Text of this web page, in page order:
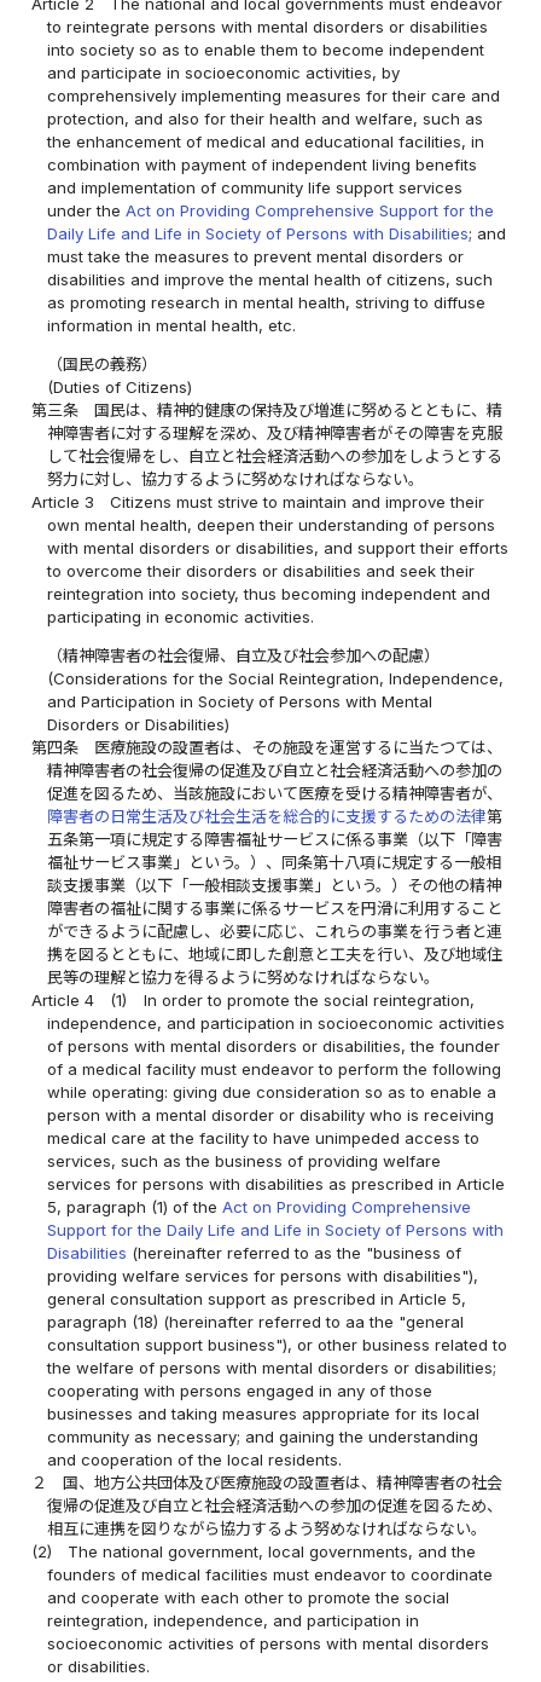
to reintegrate persons with mental disorders or disabilities
into society so as to enable them to become independent
and participate in socioeconomic activities, by
comprehensively implementing measures for their care and
protection, and also for their health and welfare, such as
the enhancement of medical and educational facilities, in
combination with payment of independent living benefits
and implementation of community life support services
under theAct on Providing Comprehensive Support for the
Daily Life and Life in Society of Persons with Disabilities; and
must take the measures to prevent mental disorders or
disabilities and improve the mental health of citizens, such
as promoting research in mental health, striving to diffuse
information in mental health, etc.
（国民の義務）
(Duties of Citizens)
第三条
国民は、精神的健康の保持及び増進に努めるとともに、精
神障害者に対する理解を深め、及び精神障害者がその障害を克服
して社会復帰をし、自立と社会経済活動への参加をしようとする
努力に対し、協力するように努めなければならない。
Article 3
Citizens must strive to maintain and improve their
own mental health, deepen their understanding of persons
with mental disorders or disabilities, and support their efforts
to overcome their disorders or disabilities and seek their
reintegration into society, thus becoming independent and
participating in economic activities.
（精神障害者の社会復帰、自立及び社会参加への配慮）
(Considerations for the Social Reintegration, Independence,
and Participation in Society of Persons with Mental
Disorders or Disabilities)
第四条
医療施設の設置者は、その施設を運営するに当たつては、
精神障害者の社会復帰の促進及び自立と社会経済活動への参加の
促進を図るため、当該施設において医療を受ける精神障害者が、
障害者の日常生活及び社会生活を総合的に支援するための法律第
五条第一項に規定する障害福祉サービスに係る事業（以下「障害
福祉サービス事業」という。）、同条第十八項に規定する一般相
談支援事業（以下「一般相談支援事業」という。）その他の精神
障害者の福祉に関する事業に係るサービスを円滑に利用すること
ができるように配慮し、必要に応じ、これらの事業を行う者と連
携を図るとともに、地域に即した創意と工夫を行い、及び地域住
民等の理解と協力を得るように努めなければならない。
Article 4
(1)
In order to promote the social reintegration,
independence, and participation in socioeconomic activities
of persons with mental disorders or disabilities, the founder
of a medical facility must endeavor to perform the following
while operating: giving due consideration so as to enable a
person with a mental disorder or disability who is receiving
medical care at the facility to have unimpeded access to
services, such as the business of providing welfare
services for persons with disabilities as prescribed in Article
5, paragraph (1) of theAct on Providing Comprehensive
Support for the Daily Life and Life in Society of Persons with
Disabilities (hereinafter referred to as the "business of
providing welfare services for persons with disabilities"),
general consultation support as prescribed in Article 5,
paragraph (18) (hereinafter referred to aa the "general
consultation support business"), or other business related to
the welfare of persons with mental disorders or disabilities;
cooperating with persons engaged in any of those
businesses and taking measures appropriate for its local
community as necessary; and gaining the understanding
and cooperation of the local residents.
２
国、地方公共団体及び医療施設の設置者は、精神障害者の社会
復帰の促進及び自立と社会経済活動への参加の促進を図るため、
相互に連携を図りながら協力するよう努めなければならない。
(2)
The national government, local governments, and the
founders of medical facilities must endeavor to coordinate
and cooperate with each other to promote the social
reintegration, independence, and participation in
socioeconomic activities of persons with mental disorders
or disabilities.